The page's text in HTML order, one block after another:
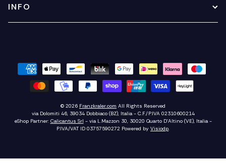
INFO
© 2026 Franzkraler.com All Rights Reserved
via Dolomiti 46, 39034 Dobbiaco (BZ), Italia - C.F./P.IVA 02310600214
eShop Partner: Calicantus Srl - via L.Mazzon 30, 30020 Quarto D'Altino (VE), Italia -
P.IVA/VAT ID 03757590272 Powered by Visiodp.